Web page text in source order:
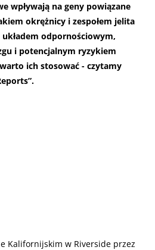
wpływają na geny powiązane
okrężnicy i zespołem jelita
odpornościowym,
i potencjalnym ryzykiem
ich stosować - czytamy
Kalifornijskim w Riverside przez